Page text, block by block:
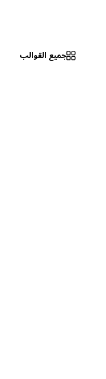
جميع القوالب